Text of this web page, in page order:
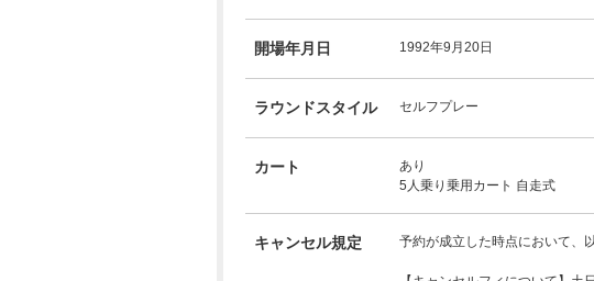
開場年月日 1992年9月20日
ラウンドスタイル セルフプレー
カート
あり
5人乗り乗用カート 自走式
キャンセル規定 予約が成立した時点において、